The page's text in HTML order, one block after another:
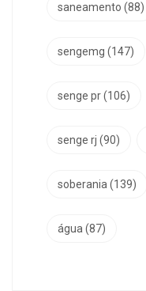
saneamento (88)
sengemg (147)
senge pr(106)
senge rj (90)
soberania(139)
água(87)